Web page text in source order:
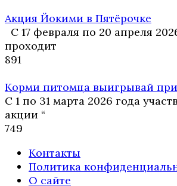
Акция Йокими в Пятёрочке
С 17 февраля по 20 апреля
проходит
891
Корми питомца выигрывай
С 1 по 31 марта 2026 года
акции “
749
Контакты
Политика
О сайте